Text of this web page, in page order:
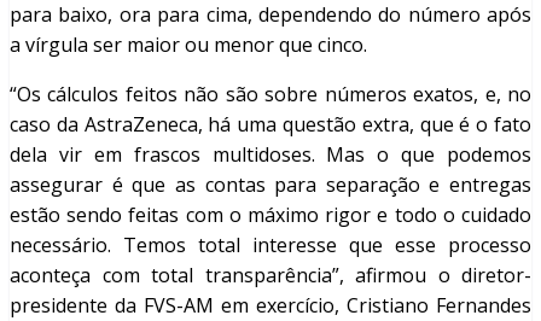
para baixo, ora para cima, dependendo do número após
a vírgula ser maior ou menor que cinco.
“Os cálculos feitos não são sobre números exatos, e, no
caso da AstraZeneca, há uma questão extra, que é o fato
dela vir em frascos multidoses. Mas o que podemos
assegurar é que as contas para separação e entregas
estão sendo feitas com o máximo rigor e todo o cuidado
necessário. Temos total interesse que esse processo
aconteça com total transparência”, afirmou o diretor-
presidente da FVS-AM em exercício, Cristiano Fernandes